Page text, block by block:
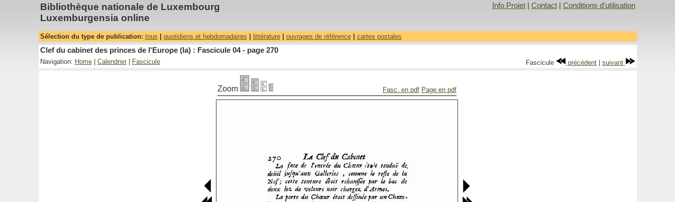
Bibliothèque nationale de Luxembourg
Luxemburgensia online
Info Projet| Contact| Conditions d'utilisation
Sélection du type de publication: tous quotidiens et hebdomadaires littérature| ouvrages de référence| cartes postales
Clef du cabinet des princes de l'Europe (la) : Fascicule 04 - page 270
Navigation: Home| Calendrier| Fascicule Fascicule précédent| suivant
Zoom Fasc. en pdf Page en pdf